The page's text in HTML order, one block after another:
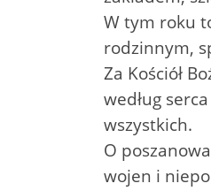
W tym roku
rodzinnym,
Za Kościół
według
wszystkich.
O
wojen i